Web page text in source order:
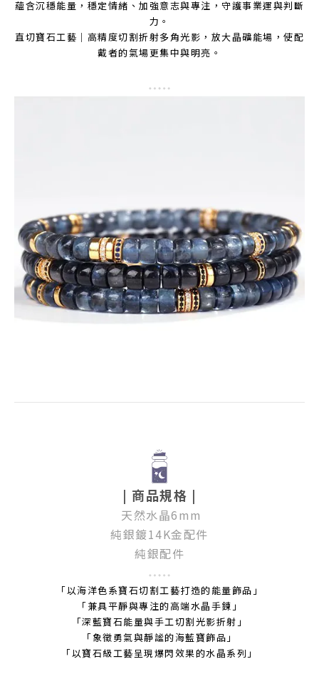
蘊含沉穩能量，穩定情緒、加強意志與專注，守護事業運與判斷
力。
直切寶石工藝｜高精度切割折射多角光影，放大晶礦能場，使配
戴者的氣場更集中與明亮。
| 商品規格 |
天然水晶6mm
純銀鍍14K金配件
純銀配件
「以海洋色系寶石切割工藝打造的能量飾品」
「兼具平靜與專注的高端水晶手鍊」
「深藍寶石能量與手工切割光影折射」
「象徵勇氣與靜謐的海藍寶飾品」
「以寶石級工藝呈現爆閃效果的水晶系列」